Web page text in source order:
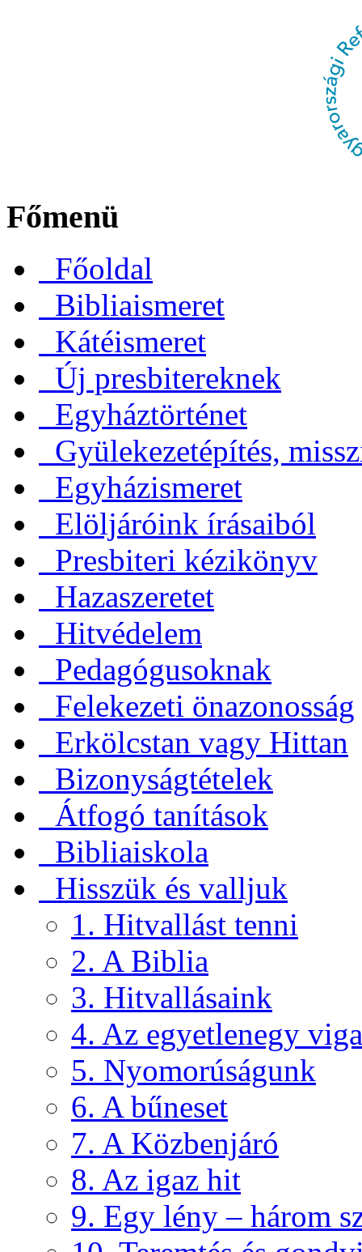
Főmenü
Főoldal
Bibliaismeret
Kátéismeret
Új presbitereknek
Egyháztörténet
Gyülekezetépítés,
Egyházismeret
Elöljáróink írásaiból
Presbiteri kézikönyv
Hazaszeretet
Hitvédelem
Pedagógusoknak
Felekezeti önazonosság
Erkölcstan vagy Hittan
Bizonyságtételek
Átfogó tanítások
Bibliaiskola
Hisszük és valljuk
1. Hitvallást tenni
2. A Biblia
3. Hitvallásaink
4. Az egyetlenegy
5. Nyomorúságunk
6. A bűneset
7. A Közbenjáró
8. Az igaz hit
9. Egy lény – három